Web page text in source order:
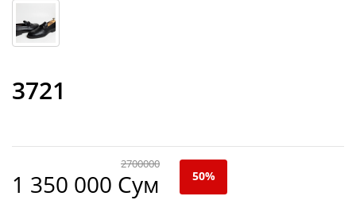
3721
2700000
1 350 000 Сум 50%